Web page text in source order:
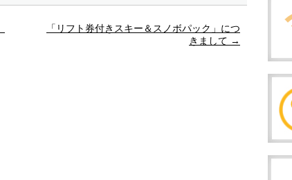
「リフト券付きスキー＆スノボパック」につ
きまして →